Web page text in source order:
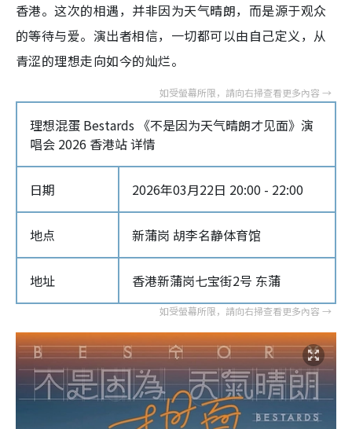
香港。这次的相遇，并非因为天气晴朗，而是源于观众
的等待与爱。演出者相信，一切都可以由自己定义，从
青涩的理想走向如今的灿烂。
理想混蛋 Bestards 《不是因为天气晴朗才见面》演
唱会 2026 香港站 详情
日期 2026年03月22日 20:00 - 22:00
地点 新蒲岗 胡李名静体育馆
地址 香港新蒲岗七宝街2号 东蒲